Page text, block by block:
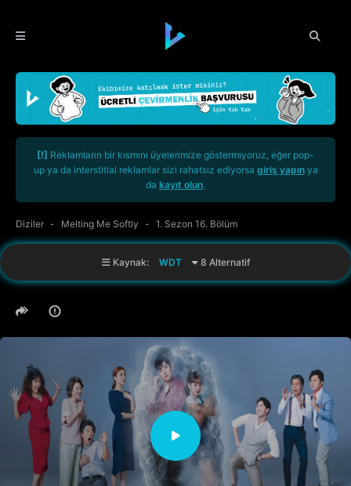
[!] Reklamların bir kısmını üyelerimize göstermiyoruz, eğer pop-
up ya da interstitial reklamlar sizi rahatsız ediyorsa giriş yapınya
da kayıt olun.
Diziler Melting Me Softly 1. Sezon 16. Bölüm
Kaynak: WDT 8 Alternatif